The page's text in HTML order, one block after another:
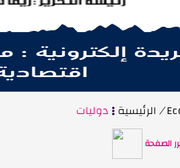
الرئيسية دوليات /
الصفحة